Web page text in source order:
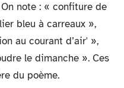
note : « confiture de
bleu à carreaux »,
au courant d’air' »,
le dimanche ». Ces
du poème.